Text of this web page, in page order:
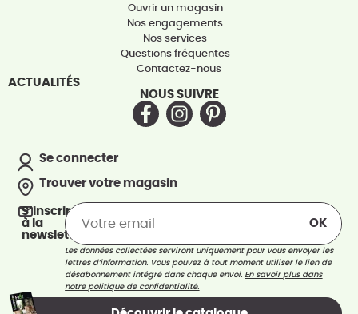
Ouvrir un magasin
Nos engagements
Nos services
Questions fréquentes
Contactez-nous
ACTUALITÉS
NOUS SUIVRE
Se connecter
Trouver votre magasin
S’inscrire
à la
newsletter
Les données collectées serviront uniquement pour vous envoyer les
lettres d’information. Vous pouvez à tout moment utiliser le lien de
désabonnement intégré dans chaque envoi.En savoir plus dans
notre politique de confidentialité.